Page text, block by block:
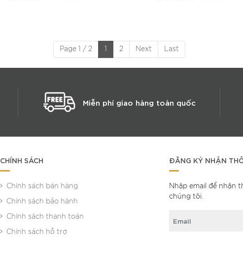
Page 1 / 2 1 2 Next Last
Miễn phí giao hàng toàn quốc
CHÍNH SÁCH
Chính sách bán hàng
Chính sách bảo hành
Chính sách thanh toán
Chính sách hỗ trợ
ĐĂNG KÝ NHẬN
Nhập email để nhận
chúng tôi.